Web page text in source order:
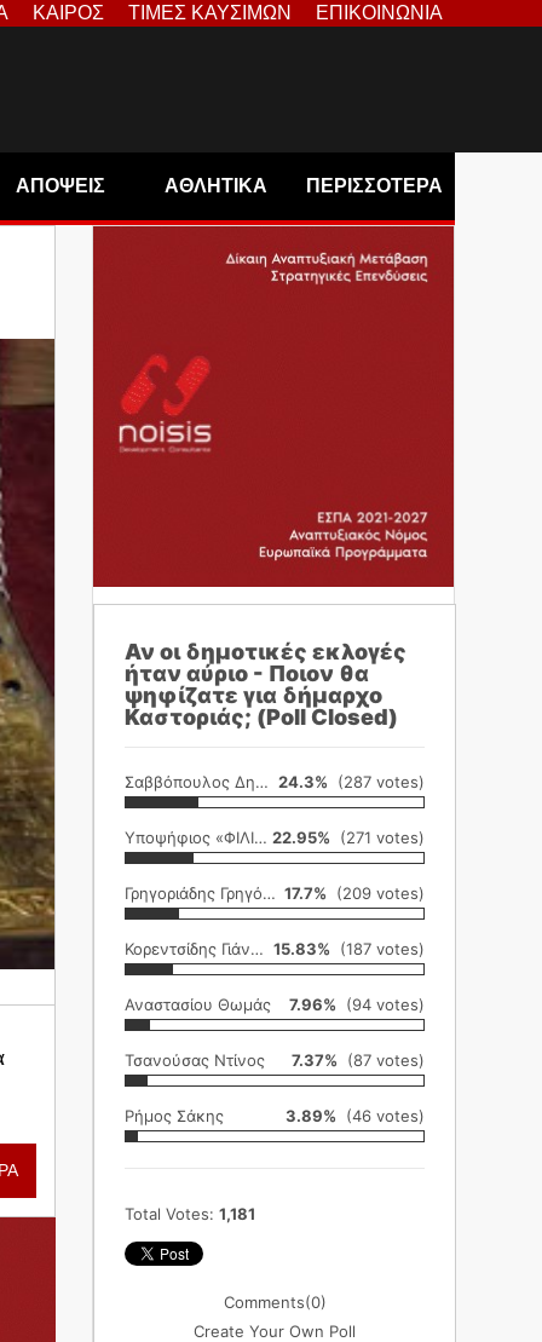
ΚΑΙΡΟΣ ΤΙΜΕΣ ΚΑΥΣΙΜΩΝ ΕΠΙΚΟΙΝΩΝΙΑ
ΑΠΟΨΕΙΣ ΑΘΛΗΤΙΚΑ ΠΕΡΙΣΣΟΤΕΡΑ
Αν οι δημοτικές εκλογές
ήταν αύριο - Ποιον θα
ψηφίζατε για δήμαρχο
Καστοριάς; (Poll Closed)
Σαββόπουλος Δημήτρης 24.3% (287 votes)
Υποψήφιος «ΦΙΛΙΚΗ ΕΤΑΙΡΕΙΑ» 22.95% (271 votes)
Γρηγοριάδης Γρηγόρης 17.7% (209 votes)
Κορεντσίδης Γιάννης 15.83% (187 votes)
Αναστασίου Θωμάς 7.96% (94 votes)
Τσανούσας Ντίνος 7.37% (87 votes)
Ρήμος Σάκης 3.89% (46 votes)
Total Votes: 1,181
Comments(0)
Create Your Own Poll